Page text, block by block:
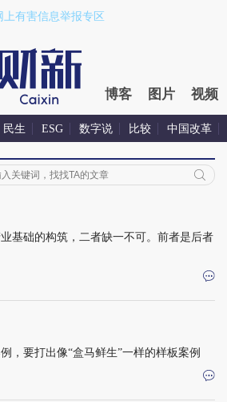
上有害信息举报专区
博客 图片 视频
民生 ESG 数字说 比较 中国改革
基础的构筑，二者缺一不可。前者是后者
，要打出像“盒马鲜生”一样的样板案例